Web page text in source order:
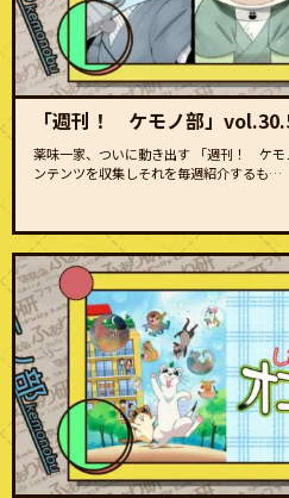
「週刊！ ケモノ部」
薬味一家、ついに動き出す 「週刊！ ケモ
ンテンツを収集しそれを毎週紹介するも…